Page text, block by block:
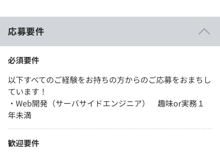
応募要件
必須要件
以下すべてのご経験をお持ちの方からのご応募をおまちし
ています！
・Web開発（サーバサイドエンジニア） 趣味or実務１
年未満
歓迎要件